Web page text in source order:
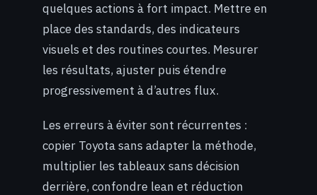
quelques actions à fort impact. Mettre en
place des standards, des indicateurs
visuels et des routines courtes. Mesurer
les résultats, ajuster puis étendre
progressivement à d’autres flux.
Les erreurs à éviter sont récurrentes :
copier Toyota sans adapter la méthode,
multiplier les tableaux sans décision
derrière, confondre lean et réduction